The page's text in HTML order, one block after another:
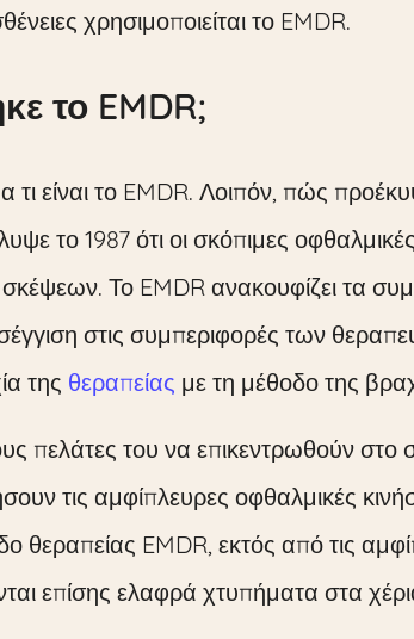
χρησιμοποιείται το EMDR.
το EMDR;
είναι το EMDR. Λοιπόν, πώς
το 1987 ότι οι σκόπιμες
Το EMDR ανακουφίζει τα
στις συμπεριφορές των
της θεραπείας με τη μέθοδο της
πελάτες του να επικεντρωθούν στο
τις αμφίπλευρες οφθαλμικές
θεραπείας EMDR, εκτός από τις
επίσης ελαφρά χτυπήματα στα